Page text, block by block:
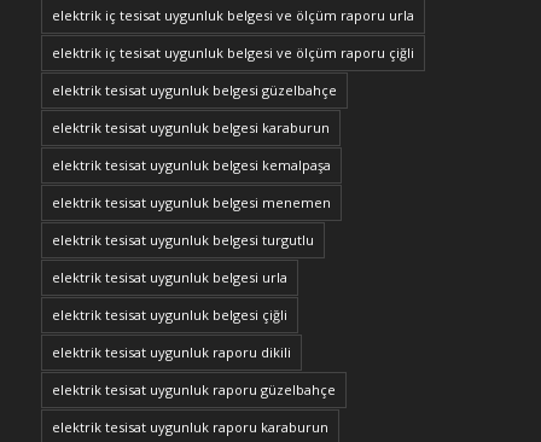
elektrik iç tesisat uygunluk belgesi ve ölçüm raporu urla
elektrik iç tesisat uygunluk belgesi ve ölçüm raporu çiğli
elektrik tesisat uygunluk belgesi güzelbahçe
elektrik tesisat uygunluk belgesi karaburun
elektrik tesisat uygunluk belgesi kemalpaşa
elektrik tesisat uygunluk belgesi menemen
elektrik tesisat uygunluk belgesi turgutlu
elektrik tesisat uygunluk belgesi urla
elektrik tesisat uygunluk belgesi çiğli
elektrik tesisat uygunluk raporu dikili
elektrik tesisat uygunluk raporu güzelbahçe
elektrik tesisat uygunluk raporu karaburun